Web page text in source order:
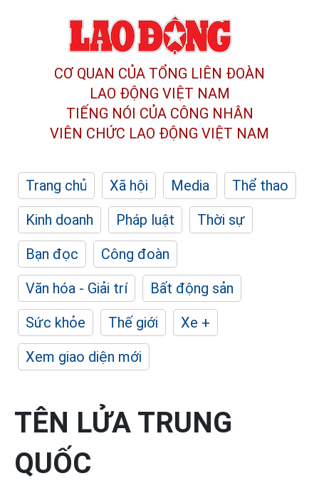
CƠ QUAN CỦA TỔNG LIÊN ĐOÀN
LAO ĐỘNG VIỆT NAM
TIẾNG NÓI CỦA CÔNG NHÂN
VIÊN CHỨC LAO ĐỘNG VIỆT NAM
Trang chủ Xã hội Media
Thể thao
Kinh doanh
Pháp luật
Thời sự
Bạn đọc
Công đoàn
Văn hóa - Giải trí
Bất động sản
Sức khỏe
Thế giới
Xe +
Xem giao diện mới
TÊN LỬA TRUNG
QUỐC